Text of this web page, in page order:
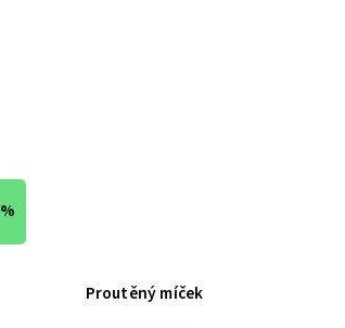
Proutěný míček